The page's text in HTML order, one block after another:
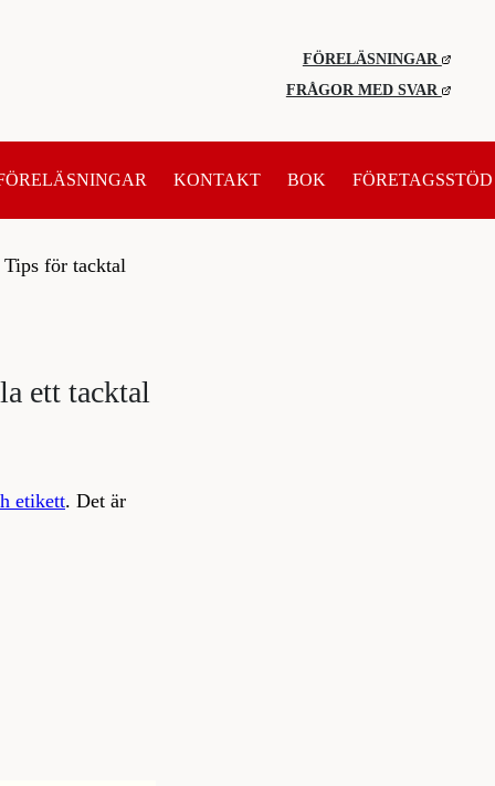
FÖRELÄSNINGAR
FRÅGOR MED SVAR
KONTAKT BOK FÖRETAGSSTÖD
Tips för tacktal
ett tacktal
etikett. Det är